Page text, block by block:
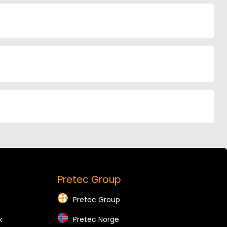
Pretec Group
Pretec Group
Pretec Norge